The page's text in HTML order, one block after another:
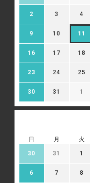
2 3 4
9 10 11
16 17 18
23 24 25
30 31 1
日 月 火
30 31 1
6 7 8